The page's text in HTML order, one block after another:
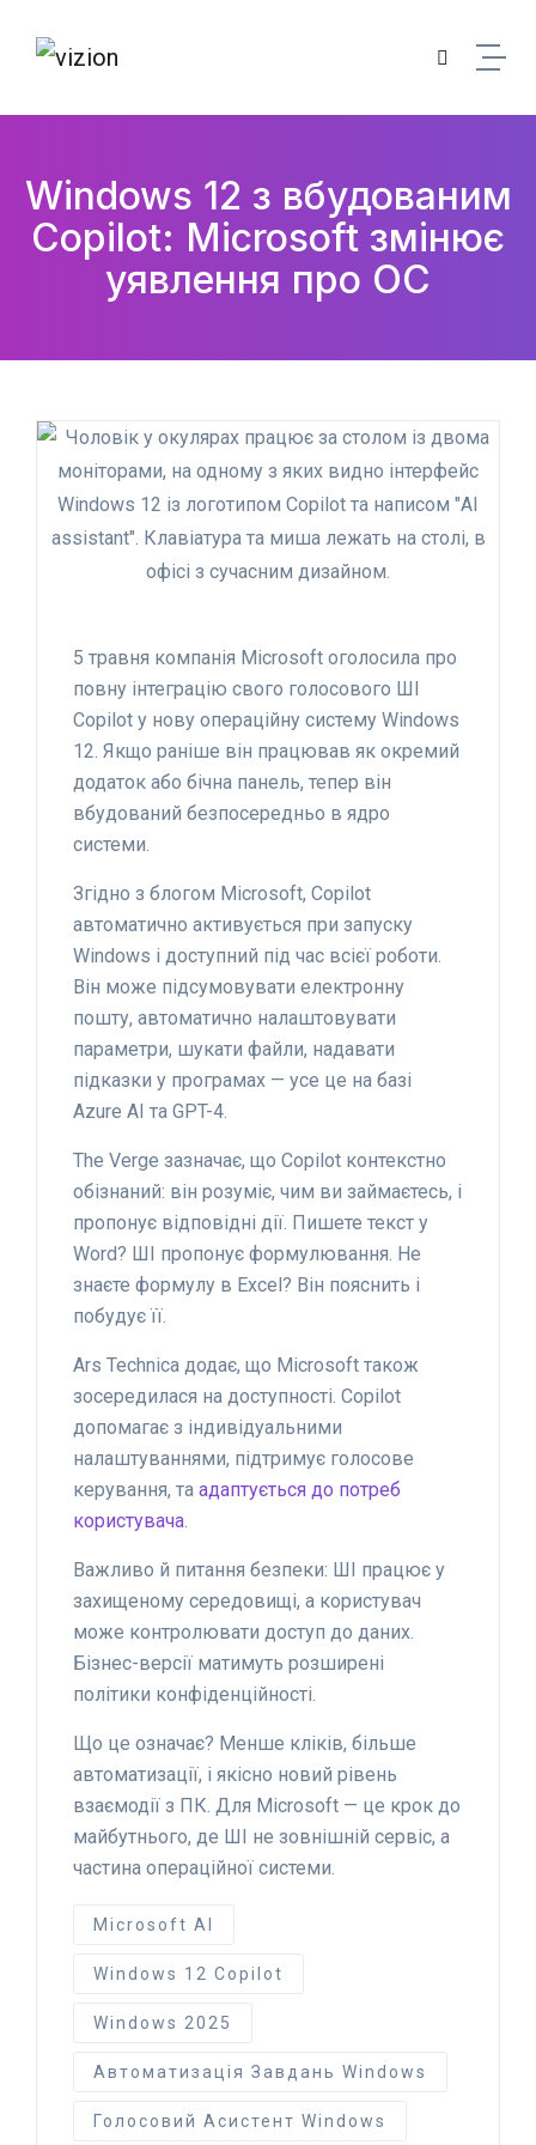
Windows 12 з вбудованим
Copilot: Microsoft змінює
уявлення про ОС
5 травня компанія Microsoft оголосила про
повну інтеграцію свого голосового ШІ
Copilot у нову операційну систему Windows
12. Якщо раніше він працював як окремий
додаток або бічна панель, тепер він
вбудований безпосередньо в ядро
системи.
Згідно з блогом Microsoft, Copilot
автоматично активується при запуску
Windows і доступний під час всієї роботи.
Він може підсумовувати електронну
пошту, автоматично налаштовувати
параметри, шукати файли, надавати
підказки у програмах — усе це на базі
Azure AI та GPT-4.
The Verge зазначає, що Copilot контекстно
обізнаний: він розуміє, чим ви займаєтесь, і
пропонує відповідні дії. Пишете текст у
Word? ШІ пропонує формулювання. Не
знаєте формулу в Excel? Він пояснить і
побудує її.
Ars Technica додає, що Microsoft також
зосередилася на доступності. Copilot
допомагає з індивідуальними
налаштуваннями, підтримує голосове
керування, та адаптується до потреб
користувача.
Важливо й питання безпеки: ШІ працює у
захищеному середовищі, а користувач
може контролювати доступ до даних.
Бізнес-версії матимуть розширені
політики конфіденційності.
Що це означає? Менше кліків, більше
автоматизації, і якісно новий рівень
взаємодії з ПК. Для Microsoft — це крок до
майбутнього, де ШІ не зовнішній сервіс, а
частина операційної системи.
Microsoft AI
Windows 12 Copilot
Windows 2025
Автоматизація Завдань Windows
Голосовий Асистент Windows